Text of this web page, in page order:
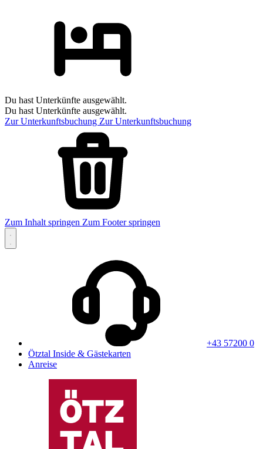
Du hast Unterkünfte ausgewählt.
Du hast Unterkünfte ausgewählt.
Zur Unterkunftsbuchung Zur Unterkunftsbuchung
Zum Inhalt springen Zum Footer springen
+43 57200 0
Ötztal Inside & Gästekarten
Anreise